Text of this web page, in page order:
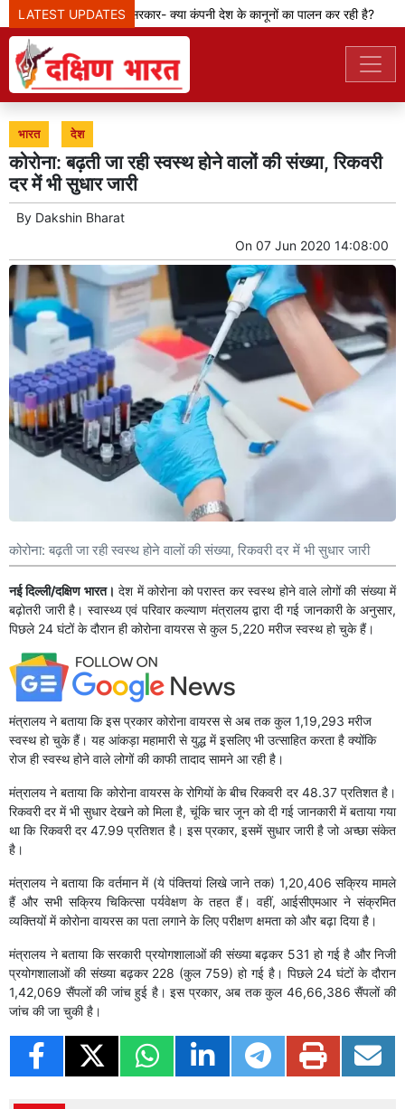
LATEST UPDATES
मेटा टीम से पूछ रही सरकार- क्या कंपनी देश के कानूनों का पालन कर रही है?
भारत देश
कोरोना: बढ़ती जा रही स्वस्थ होने वालों की संख्या, रिकवरी
दर में भी सुधार जारी
By Dakshin Bharat
On 07 Jun 2020 14:08:00
कोरोना: बढ़ती जा रही स्वस्थ होने वालों की संख्या, रिकवरी दर में भी सुधार जारी
नई दिल्ली/दक्षिण भारत। देश में कोरोना को परास्त कर स्वस्थ होने वाले लोगों की संख्या में
बढ़ोतरी जारी है। स्‍वास्‍थ्‍य एवं परिवार कल्‍याण मंत्रालय द्वारा दी गई जानकारी के अनुसार,
पिछले 24 घंटों के दौरान ही कोरोना वायरस से कुल 5,220 मरीज स्वस्थ हो चुके हैं।
मंत्रालय ने बताया कि इस प्रकार कोरोना वायरस से अब तक कुल 1,19,293 मरीज
स्वस्थ हो चुके हैं। यह आंकड़ा महामारी से युद्ध में इसलिए भी उत्साहित करता है क्योंकि
रोज ही स्वस्थ होने वाले लोगों की काफी तादाद सामने आ रही है।
मंत्रालय ने बताया कि कोरोना वायरस के रोगियों के बीच रिकवरी दर 48.37 प्रतिशत है।
रिकवरी दर में भी सुधार देखने को मिला है, चूंकि चार जून को दी गई जानकारी में बताया गया
था कि रिकवरी दर 47.99 प्रतिशत है। इस प्रकार, इसमें सुधार जारी है जो अच्छा संकेत
है।
मंत्रालय ने बताया कि वर्तमान में (ये पंक्तियां लिखे जाने तक) 1,20,406 सक्रिय मामले
हैं और सभी सक्रिय चिकित्सा पर्यवेक्षण के तहत हैं। वहीं, आईसीएमआर ने संक्रमित
व्यक्तियों में कोरोना वायरस का पता लगाने के लिए परीक्षण क्षमता को और बढ़ा दिया है।
मंत्रालय ने बताया कि सरकारी प्रयोगशालाओं की संख्या बढ़कर 531 हो गई है और निजी
प्रयोगशालाओं की संख्या बढ़कर 228 (कुल 759) हो गई है। पिछले 24 घंटों के दौरान
1,42,069 सैंपलों की जांच हुई है। इस प्रकार, अब तक कुल 46,66,386 सैंपलों की
जांच की जा चुकी है।